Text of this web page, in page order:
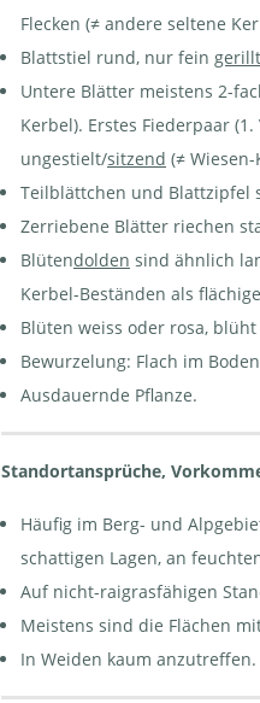
Blatt | © Agroscope
AGFF
Flecken (≠ andere seltene
Blattstiel rund, nur fein gerillt
Untere Blätter meistens 2-
Kerbel). Erstes Fiederpaar
ungestielt/sitzend (≠
Teilblättchen und Blattzipfel
Zerriebene Blätter riechen
Blütendolden sind ähnlich
Kerbel-Beständen als
Blüten weiss oder rosa,
Bewurzelung: Flach im
Ausdauernde Pflanze.
Standortansprüche,
Häufig im Berg- und
schattigen Lagen, an
Auf nicht-raigrasfähigen
Meistens sind die Flächen
In Weiden kaum anzutreffen.